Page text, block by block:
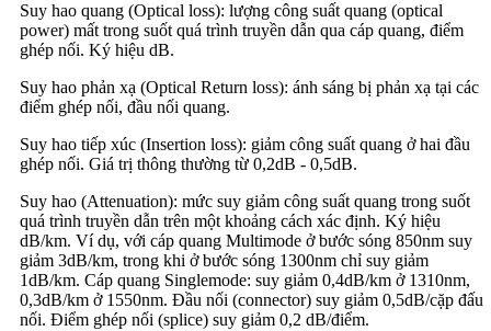
Suy hao quang (Optical loss): lượng công suất quang (optical
power) mất trong suốt quá trình truyền dẫn qua cáp quang, điểm
ghép nối. Ký hiệu dB.
Suy hao phản xạ (Optical Return loss): ánh sáng bị phản xạ tại các
điểm ghép nối, đầu nối quang.
Suy hao tiếp xúc (Insertion loss): giảm công suất quang ở hai đầu
ghép nối. Giá trị thông thường từ 0,2dB - 0,5dB.
Suy hao (Attenuation): mức suy giảm công suất quang trong suốt
quá trình truyền dẫn trên một khoảng cách xác định. Ký hiệu
dB/km. Ví dụ, với cáp quang Multimode ở bước sóng 850nm suy
giảm 3dB/km, trong khi ở bước sóng 1300nm chỉ suy giảm
1dB/km. Cáp quang Singlemode: suy giảm 0,4dB/km ở 1310nm,
0,3dB/km ở 1550nm. Đầu nối (connector) suy giảm 0,5dB/cặp đấu
nối. Điểm ghép nối (splice) suy giảm 0,2 dB/điểm.